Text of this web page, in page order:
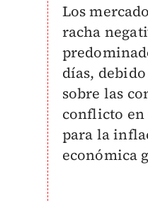
Los
racha
días,
sobre las
conflicto
para la
económica